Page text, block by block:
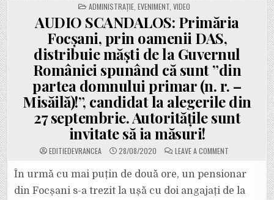
POSTED
IN
ADMINISTRAȚIE, EVENIMENT, VIDEO
AUDIO SCANDALOS: Primăria
Focșani, prin oamenii DAS,
distribuie măști de la Guvernul
României spunând că sunt ”din
partea domnului primar (n. r. –
Misăilă)!”, candidat la alegerile din
27 septembrie. Autoritățile sunt
invitate să ia măsuri!
EDITIEDEVRANCEA 28/08/2020 LEAVE A COMMENTON
AUDIO
PRIMĂRIA
FOCȘANI,
PRIN
OAMENII
În urmă cu mai puțin de două ore, un pensionar
din Focșani s-a trezit la ușă cu doi angajați de la